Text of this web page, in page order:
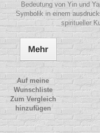
Bedeutung von Yin und
Symbolik in einem
spiritueller
Mehr
Auf meine
Wunschliste
Zum Vergleich
hinzufügen